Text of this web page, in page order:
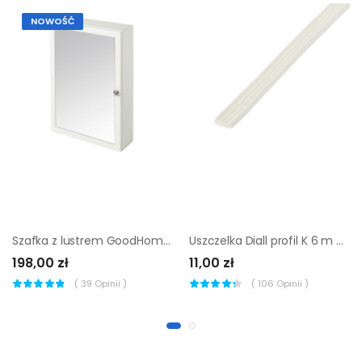
NOWOŚĆ
Szafka z lustrem GoodHome Perma 50 x 70 x 15 cm biała
198,00 zł
( 39 Opinii )
Uszczelka Diall profil K 6 m 9 mm biała
11,00 zł
( 106 Opinii )